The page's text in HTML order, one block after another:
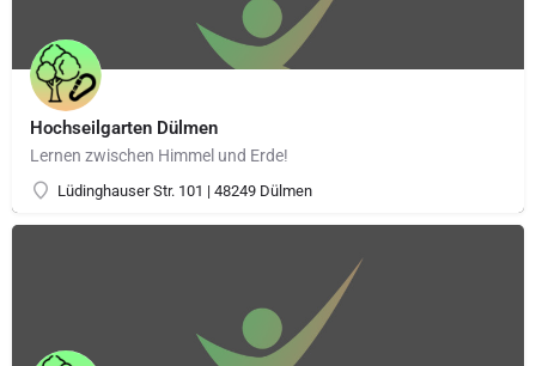
Hochseilgarten Dülmen
Lernen zwischen Himmel und Erde!
Lüdinghauser Str. 101 | 48249 Dülmen